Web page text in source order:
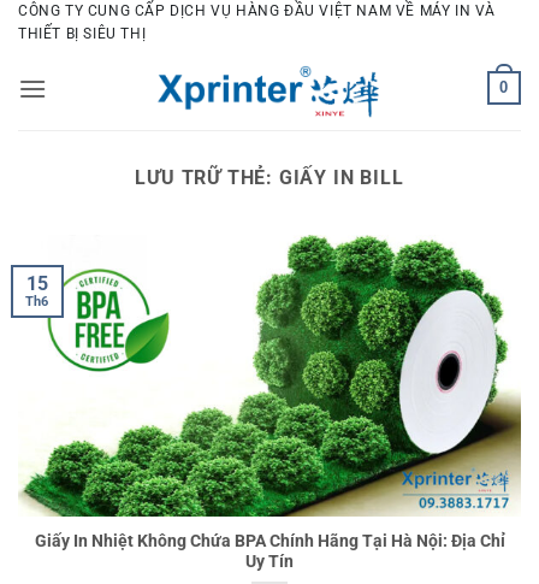
Bỏ
qua
dung
CÔNG TY CUNG CẤP DỊCH VỤ HÀNG ĐẦU VIỆT NAM VỀ MÁY IN VÀ
THIẾT BỊ SIÊU THỊ
0
LƯU TRỮ THẺ: GIẤY IN BILL
Giấy In Nhiệt Không Chứa BPA Chính Hãng Tại Hà Nội: Địa Chỉ
Uy Tín
15
Th6